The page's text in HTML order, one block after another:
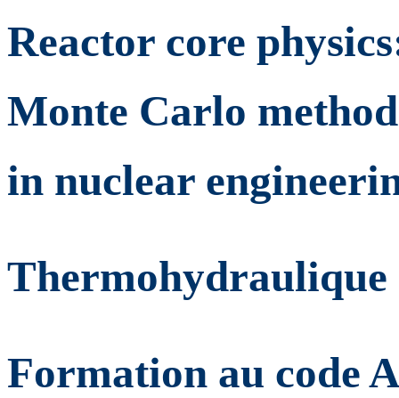
Reactor core
Monte Carlo
in nuclear
Thermohydraulique
Formation au code